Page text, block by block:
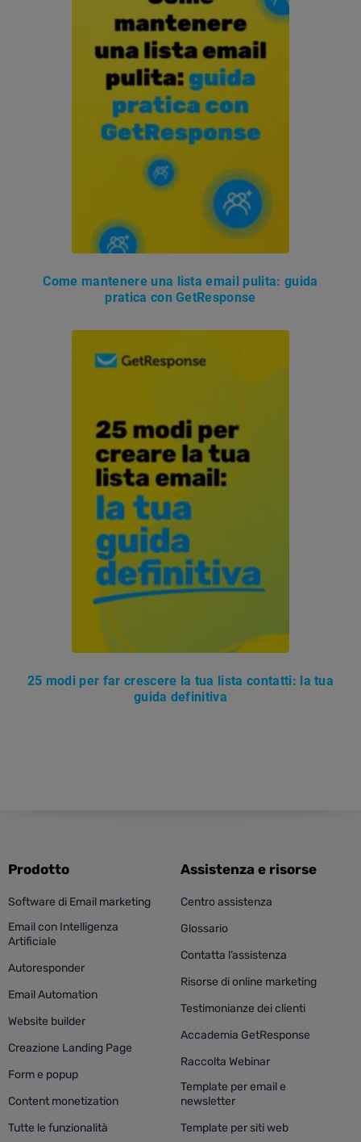
Come mantenere una lista email pulita: guida
pratica con GetResponse
25 modi per far crescere la tua lista contatti: la tua
guida definitiva
Prodotto
Software di Email marketing
Email con Intelligenza
Artificiale
Autoresponder
Email Automation
Website builder
Creazione Landing Page
Form e popup
Content monetization
Tutte le funzionalità
Assistenza e risorse
Centro assistenza
Glossario
Contatta l’assistenza
Risorse di online marketing
Testimonianze dei clienti
Accademia GetResponse
Raccolta Webinar
Template per email e
newsletter
Template per siti web